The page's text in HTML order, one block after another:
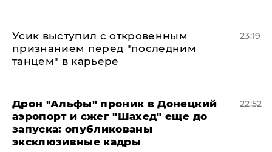
Усик выступил с откровенным
признанием перед "последним
танцем" в карьере
23:19
Дрон "Альфы" проник в Донецкий
аэропорт и сжег "Шахед" еще до
запуска: опубликованы
эксклюзивные кадры
22:52